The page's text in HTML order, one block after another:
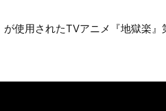
使用されたTVアニメ『地獄楽